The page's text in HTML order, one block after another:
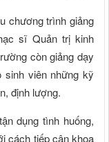
chương trình giảng
sĩ Quản trị kinh
còn giảng dạy
sinh viên những kỹ
định lượng.
dụng tình huống,
cách tiếp cận khoa